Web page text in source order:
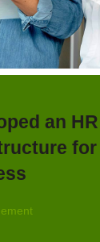
an HR